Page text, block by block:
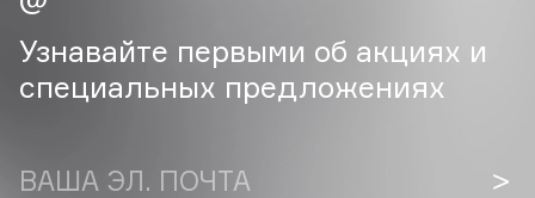
Collagenina
Consly
Corimo
Crescina
Узнавайте первыми об акциях и
специальных предложениях
ВАША ЭЛ. ПОЧТА